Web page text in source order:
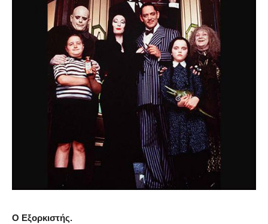
Ο Εξορκιστής.